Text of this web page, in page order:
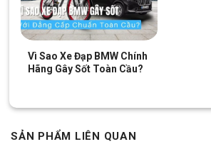
bậc tưởng chừng thiết kế chỉ có ở xe đạp
cực kì phù hợp với các bé trai có độ tuổi
hứng thú với các hoạt động thể thao.
Xe Đạp Trẻ Em LANQ FD 41 14 Inch
Vì Sao Xe Đạp BMW Chính
Hãng Gây Sốt Toàn Cầu?
SẢN PHẨM LIÊN QUAN